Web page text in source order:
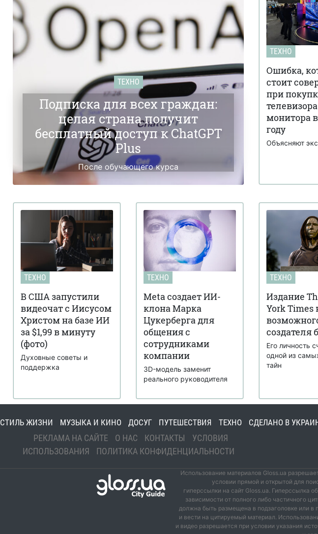
ТЕХНО
Подписка для всех граждан:
целая страна получит
бесплатный доступ к ChatGPT
Plus
После обучающего курса
ТЕХНО
Ошибка,
стоит
при
монитора
году
Объясняют
ТЕХНО
В США запустили
видеочат с Иисусом
Христом на базе ИИ
за $1,99 в минуту
(фото)
Духовные советы и
поддержка
ТЕХНО
Meta создает ИИ-
клона Марка
Цукерберга для
общения с
сотрудниками
компании
3D-модель заменит
реального руководителя
ТЕХНО
Издание
York Times
создателя
Его личность
одной из
тайн
СТИЛЬ ЖИЗНИ МУЗЫКА И КИНО ДОСУГ ПУТЕШЕСТВИЯ ТЕХНО СДЕЛАНО В
РЕКЛАМА НА САЙТЕ О НАС КОНТАКТЫ
УСЛОВИЯ
ИСПОЛЬЗОВАНИЯ
ПОЛИТИКА КОНФИДЕНЦИАЛЬНОСТИ
Использование материалов Gloss.ua
условии прямой и открытой для
гиперссылки на сайт Gloss.ua. Гиперссылка
зависимости от полного либо частичного
должна быть размещена в подзаголовке или в
и вести на цитируемый материал.
и видео разрешается при условии указания